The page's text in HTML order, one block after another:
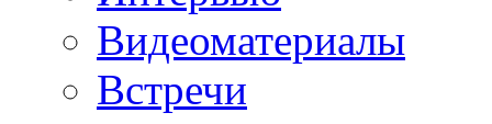
Видеоматериалы
Встречи